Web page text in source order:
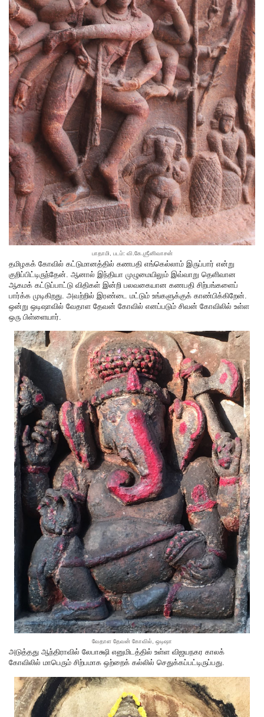
பாதாமி, படம்: வி.கே.ஶ்ரீனிவாசன்
தமிழகக் கோவில் கட்டுமானத்தில் கணபதி எங்கெல்லாம் இருப்பார் என்று
குறிப்பிட்டிருந்தேன். ஆனால் இந்தியா முழுமையிலும் இவ்வாறு தெளிவான
ஆகமக் கட்டுப்பாட்டு விதிகள் இன்றி பலவகையான கணபதி சிற்பங்களைப்
பார்க்க முடிகிறது. அவற்றில் இரண்டை மட்டும் உங்களுக்குக் காண்பிக்கிறேன்.
ஒன்று ஒடிஷாவில் வேதாள தேவன் கோவில் எனப்படும் சிவன் கோவிலில் உள்ள
ஒரு பிள்ளையார்.
வேதாள தேவன் கோவில், ஒடிஷா
அடுத்தது ஆந்திராவில் லேபாக்ஷி எனுமிடத்தில் உள்ள விஜயநகர காலக்
கோவிலில் மாபெரும் சிற்பமாக ஒற்றைக் கல்லில் செதுக்கப்பட்டிருப்பது.